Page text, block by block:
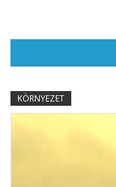
KÖRNYEZET